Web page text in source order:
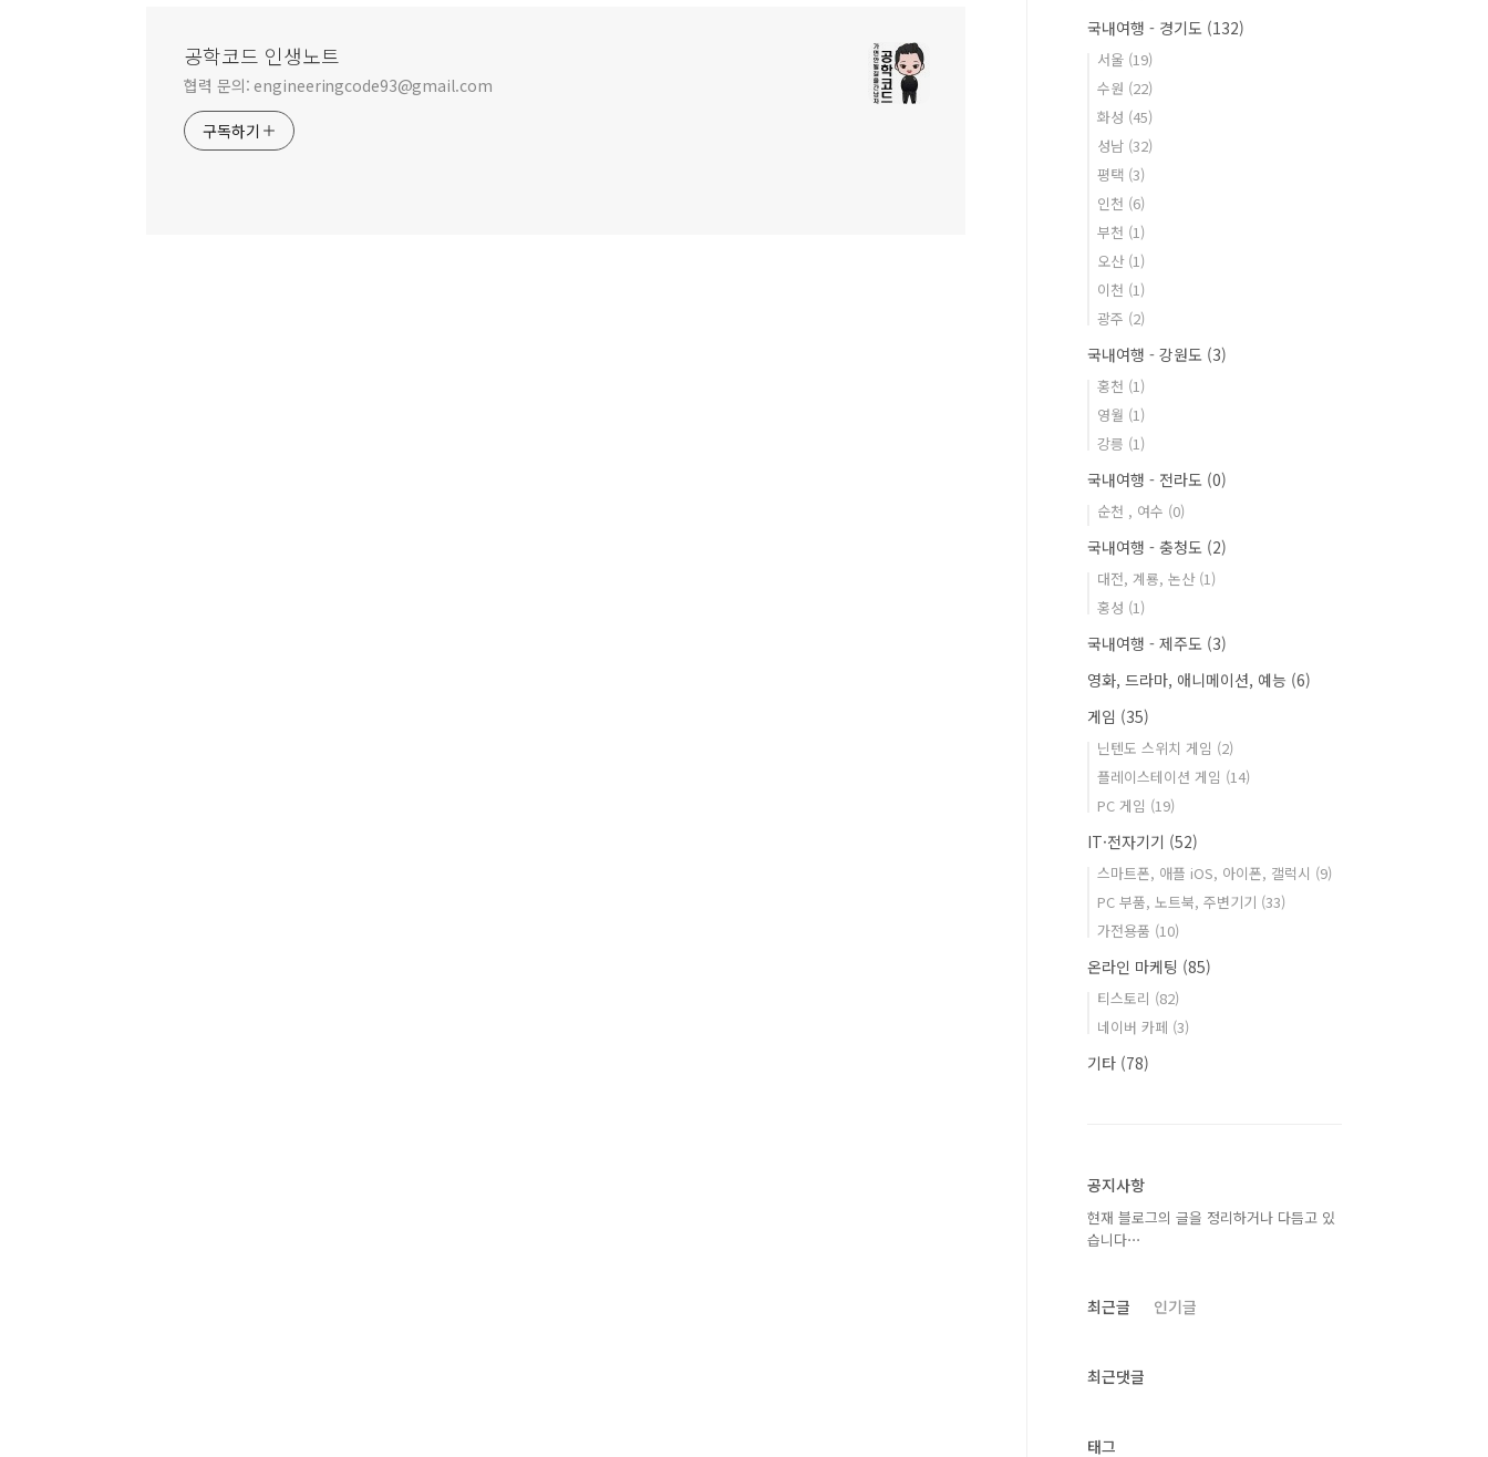
공학코드 인생노트
협력 문의: engineeringcode93@gmail.com
구독하기
국내여행 - 경기도 (132)
서울 (19)
수원 (22)
화성 (45)
성남 (32)
평택 (3)
인천 (6)
부천 (1)
오산 (1)
이천 (1)
광주 (2)
국내여행 - 강원도 (3)
홍천 (1)
영월 (1)
강릉 (1)
국내여행 - 전라도 (0)
순천 , 여수 (0)
국내여행 - 충청도 (2)
대전, 계룡, 논산 (1)
홍성 (1)
국내여행 - 제주도 (3)
영화, 드라마, 애니메이션, 예능 (6)
게임 (35)
닌텐도 스위치 게임 (2)
플레이스테이션 게임 (14)
PC 게임 (19)
IT·전자기기 (52)
스마트폰, 애플 iOS, 아이폰, 갤럭시 (9)
PC 부품, 노트북, 주변기기 (33)
가전용품 (10)
온라인 마케팅 (85)
티스토리 (82)
네이버 카페 (3)
기타 (78)
공지사항
현재 블로그의 글을 정리하거나 다듬고 있
습니다⋯
최근글 인기글
최근댓글
태그